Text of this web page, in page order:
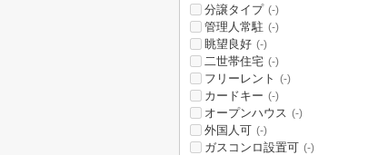
分譲タイプ (-)
管理人常駐 (-)
眺望良好 (-)
二世帯住宅 (-)
フリーレント (-)
カードキー (-)
オープンハウス (-)
外国人可 (-)
ガスコンロ設置可 (-)